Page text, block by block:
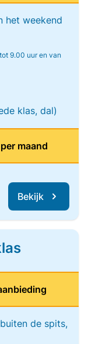
het weekend
9.00 uur en van
klas, dal)
maand
Bekijk
de spits,